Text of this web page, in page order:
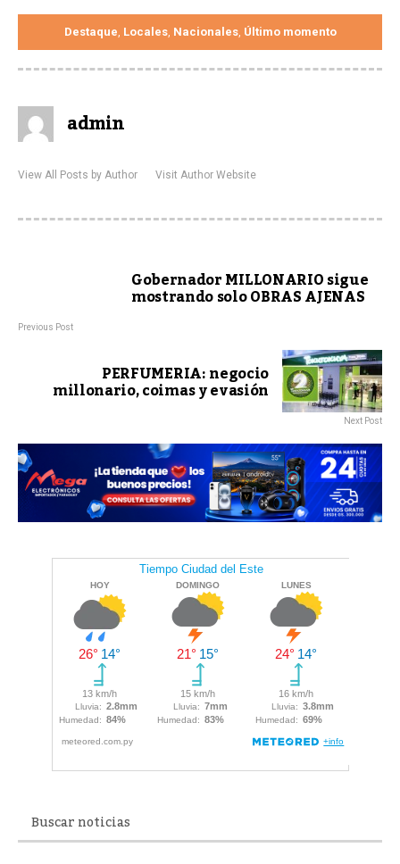
Destaque Locales, Nacionales, Último momento
admin
View All Posts by Author Visit Author Website
Gobernador MILLONARIO sigue
mostrando solo OBRAS AJENAS
Previous Post
PERFUMERIA: negocio
millonario, coimas y evasión
Next Post